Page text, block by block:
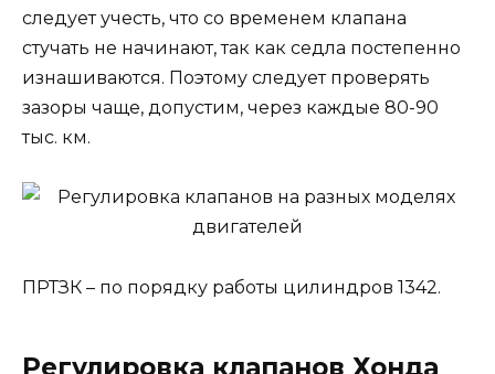
следует учесть, что со временем клапана
стучать не начинают, так как седла постепенно
изнашиваются. Поэтому следует проверять
зазоры чаще, допустим, через каждые 80-90
тыс. км.
ПРТЗК – по порядку работы цилиндров 1342.
Регулировка клапанов Хонда